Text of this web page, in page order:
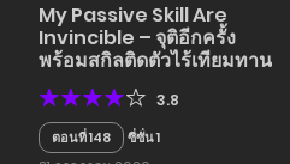
My Passive Skill Are
Invincible – จุติอีกครั้ง
พร้อมสกิลติดตัวไร้เทียมทาน
3.8
ตอนที่ 148
ซี่ซั่น 1